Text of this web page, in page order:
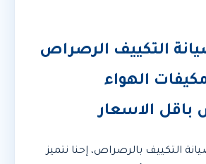
التكييف الرصراص
الهواء
باقل الاسعار
التكييف بالرصراص، إحنا نتميز